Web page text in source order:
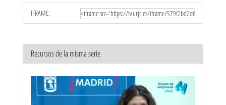
IFRAME:
Recursos de la misma serie